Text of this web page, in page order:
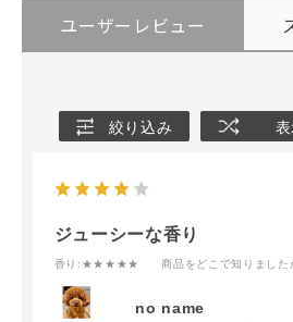
ユーザーレビュー
絞り込み
ジューシーな香り
香り :★★★★★ 商品をどこで知りました
no name